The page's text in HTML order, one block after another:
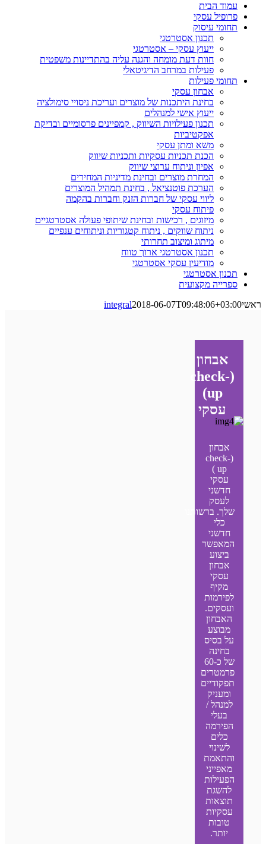
עמוד הבית
פרופיל עסקי
תחומי עיסוק
תכנון אסטרטגי
ייעוץ עסקי – אסטרטגי
חוות דעת מומחה והגנה עליה בהתדיינות משפטית
פעילות במרחב הדיגיטאלי
תחומי פעילות
אבחון עסקי
בחינת היתכנות של מוצרים ועריכת ניסויי סימולציה
ייעוץ אישי למנהלים
תכנון פעילויות השיווק , קמפיינים פרסומיים ובדיקת
אפקטיביות
משא ומתן עסקי
הכנת תכניות עסקיות ותכניות שיווק
אפיון וניתוח ערוצי שיווק
המחרת מוצרים ובחינת מדיניות המחירים
הערכת פוטנציאל , בחינת תמהיל המוצרים
ליווי עסקי של חברות הזנק וחברות בהקמה
פיתוח עסקי
מיזוגים , רכישות ובחינת שיתופי פעולה אסטרטגיים
ניתוח שווקים , ניתוח קטגוריות וניתוחים ענפיים
מיתוג ומיצוב תחרותי
תכנון אסטרטגי ארוך טווח
מודיעין עסקי אסטרטגי
תכנון אסטרטגי
ספרייה מקצועית
ראשי
integral2018-06-07T09:48:06+03:00
אבחון
(check-
up)
עסקי
אבחון
(check-
up )
עסקי
חדשני
לעסק
שלך. ברשותנו
כלי
חדשני
המאפשר
ביצוע
אבחון
עסקי
מקיף
לפירמות
ועסקים.
האבחון
מבוצע
על בסיס
בחינה
של כ-60
פרמטרים
תפקודיים
ומעניק
למנהל /
בעלי
הפירמה
כלים
לשינוי
והתאמת
מאפייני
הפעילות
להשגת
תוצאות
עסקיות
טובות
יותר.